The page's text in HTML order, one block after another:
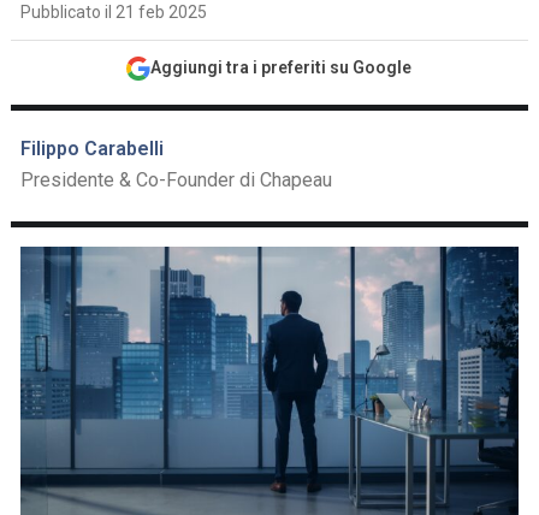
Pubblicato il 21 feb 2025
Aggiungi tra i preferiti su Google
Filippo Carabelli
Presidente & Co-Founder di Chapeau